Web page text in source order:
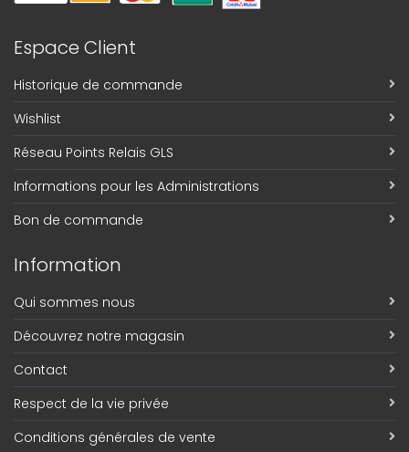
Espace Client
Historique de commande
Wishlist
Réseau Points Relais GLS
Informations pour les Administrations
Bon de commande
Information
Qui sommes nous
Découvrez notre magasin
Contact
Respect de la vie privée
Conditions générales de vente